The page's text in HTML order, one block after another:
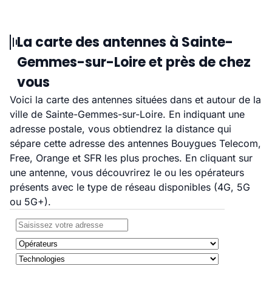
La carte des antennes à Sainte-
Gemmes-sur-Loire et près de chez
vous
Voici la carte des antennes situées dans et autour de la
ville de Sainte-Gemmes-sur-Loire. En indiquant une
adresse postale, vous obtiendrez la distance qui
sépare cette adresse des antennes Bouygues Telecom,
Free, Orange et SFR les plus proches. En cliquant sur
une antenne, vous découvrirez le ou les opérateurs
présents avec le type de réseau disponibles (4G, 5G
ou 5G+).